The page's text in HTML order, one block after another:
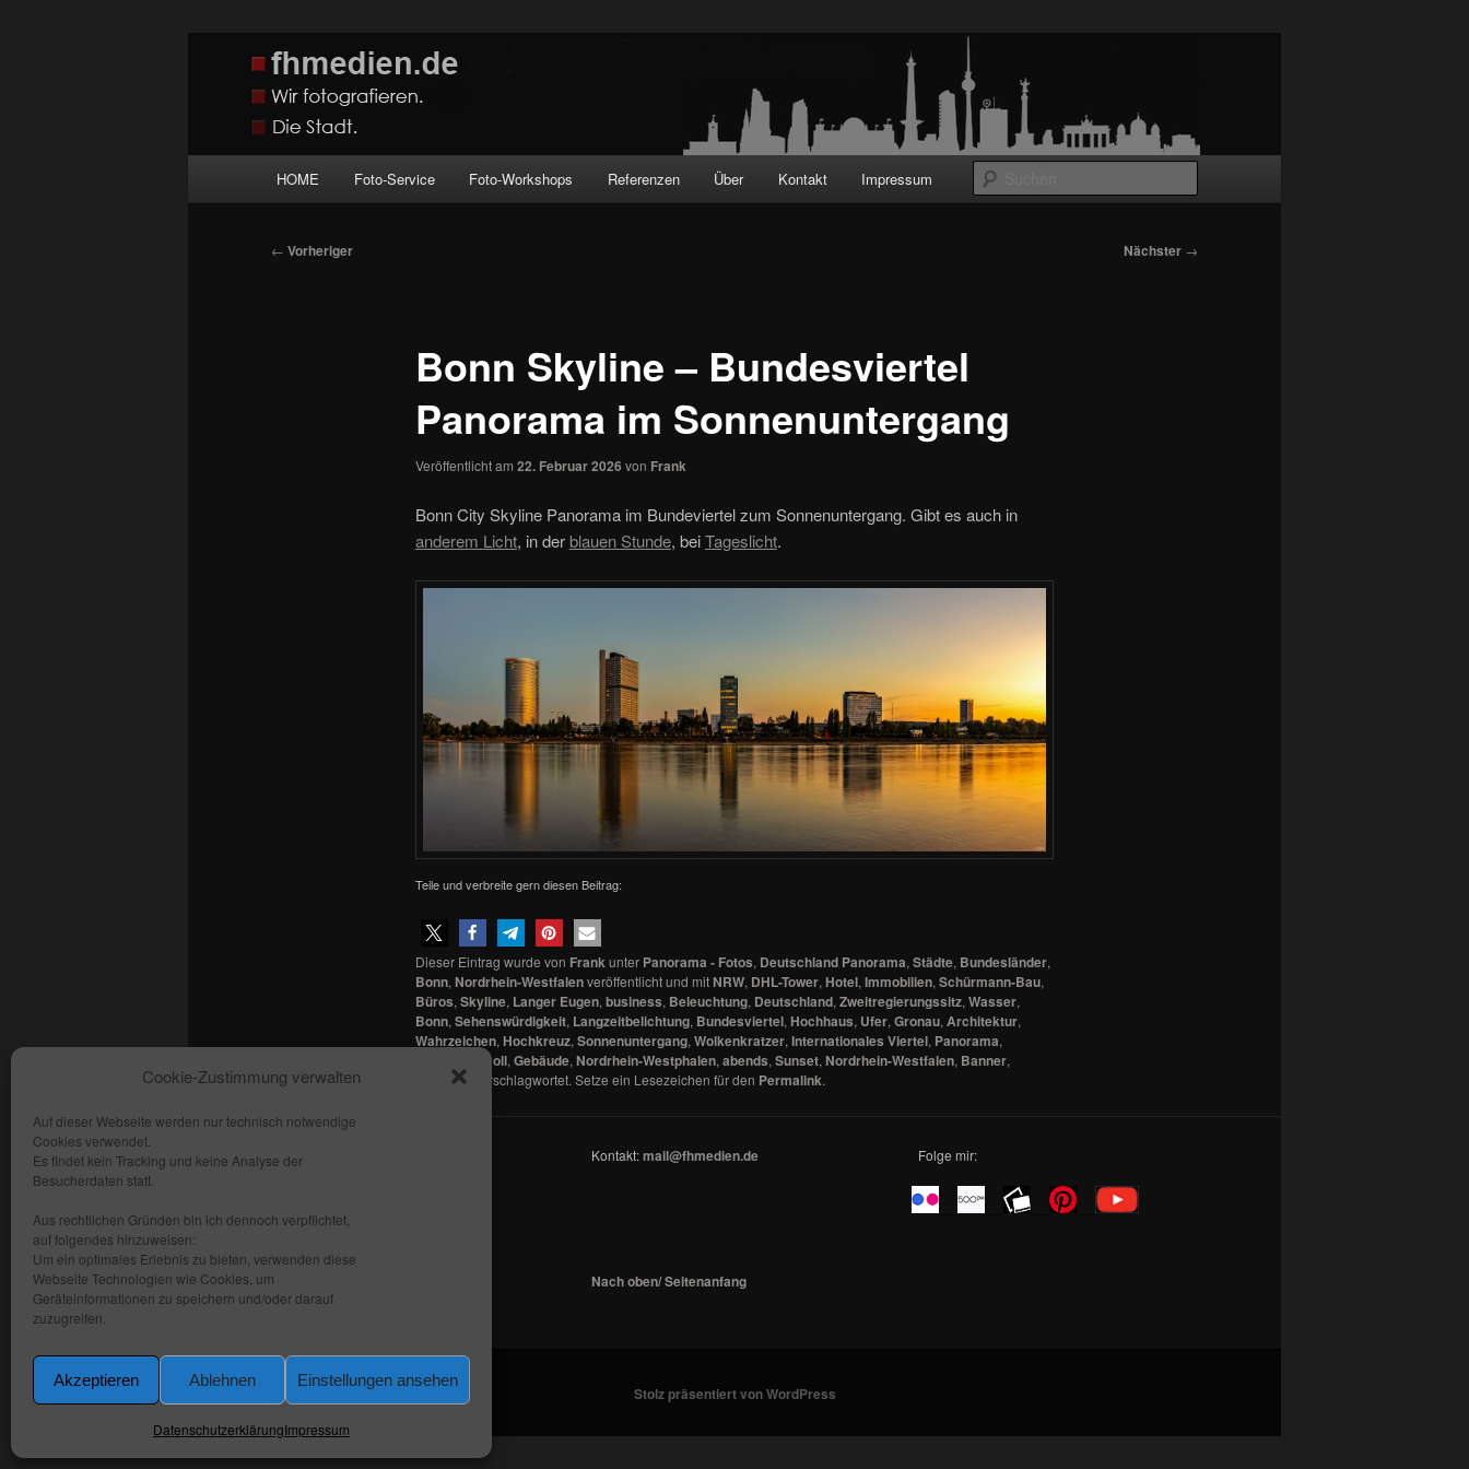
Cookie-Zustimmung verwalten
Auf dieser Webseite werden nur technisch notwendige
Cookies verwendet.
Es findet kein Tracking und keine Analyse der
Besucherdaten statt.
Aus rechtlichen Gründen bin ich dennoch verpflichtet,
auf folgendes hinzuweisen:
Um ein optimales Erlebnis zu bieten, verwenden diese
Webseite Technologien wie Cookies, um
Geräteinformationen zu speichern und/oder darauf
zuzugreifen.
Akzeptieren Ablehnen Einstellungen ansehen
DatenschutzerklärungImpressum
fhmedien.de
Wir fotografieren die Hauptstadt!
HOME Foto-Service Foto-Workshops Referenzen Über Kontakt Impressum
Beitragsnavigation
← Vorheriger Nächster →
Bonn Skyline – Bundesviertel
Panorama im Sonnenuntergang
Veröffentlicht am 22. Februar 2026 von Frank
Bonn City Skyline Panorama im Bundeviertel zum Sonnenuntergang. Gibt es auch in
anderem Licht, in derblauen Stunde, beiTageslicht.
Teile und verbreite gern diesen Beitrag:
Dieser Eintrag wurde von Frankunter Panorama - Fotos, Deutschland Panorama, Städte, Bundesländer,
Bonn, Nordrhein-Westfalenveröffentlicht und mit NRW, DHL-Tower, Hotel, Immobilien, Schürmann-Bau,
Büros, Skyline, Langer Eugen, business, Beleuchtung, Deutschland, Zweitregierungssitz, Wasser,
Bonn, Sehenswürdigkeit, Langzeitbelichtung, Bundesviertel, Hochhaus, Ufer, Gronau, Architektur,
Wahrzeichen, Hochkreuz, Sonnenuntergang, Wolkenkratzer, Internationales Viertel, Panorama,
stimmungsvoll, Gebäude, Nordrhein-Westphalen, abends, Sunset, Nordrhein-Westfalen, Banner,
Gewerbe verschlagwortet. Setze ein Lesezeichen für den Permalink.
Copyright: fhmedien.de 2012 - 2026
Kontakt
Datenschutzerklärung
Impressum
Kontakt:mail@fhmedien.de
Nach oben/ Seitenanfang
Folge mir:
_ _ _ _ _ _
Stolz präsentiert von WordPress